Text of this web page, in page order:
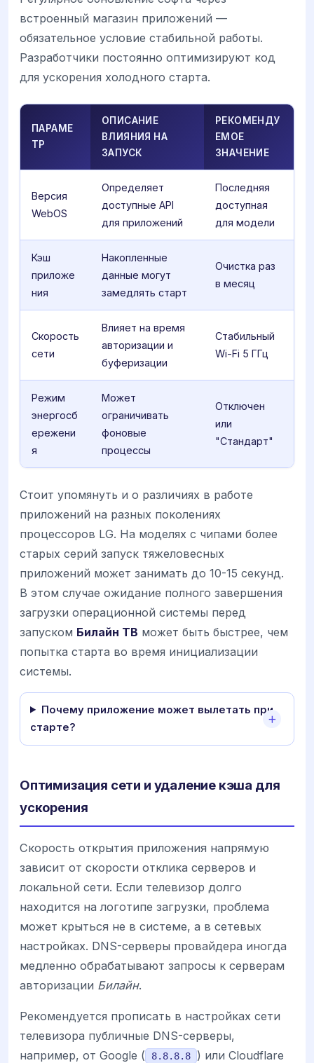
встроенный магазин приложений —
обязательное условие стабильной работы.
Разработчики постоянно оптимизируют код
для ускорения холодного старта.
ПАРАМЕ
ТР
ОПИСАНИЕ
ВЛИЯНИЯ НА
ЗАПУСК
РЕКОМЕНДУ
ЕМОЕ
ЗНАЧЕНИЕ
Версия
WebOS
Определяет
доступные API
для приложений
Последняя
доступная
для модели
Кэш
приложе
ния
Накопленные
данные могут
замедлять старт
Очистка раз
в месяц
Скорость
сети
Влияет на время
авторизации и
буферизации
Стабильный
Wi-Fi 5 ГГц
Режим
энергосб
ережени
я
Может
ограничивать
фоновые
процессы
Отключен
или
"Стандарт"
Стоит упомянуть и о различиях в работе
приложений на разных поколениях
процессоров LG. На моделях с чипами более
старых серий запуск тяжеловесных
приложений может занимать до 10-15 секунд.
В этом случае ожидание полного завершения
загрузки операционной системы перед
запуском Билайн ТВ может быть быстрее, чем
попытка старта во время инициализации
системы.
Почему приложение может вылетать при
старте?
Оптимизация сети и удаление кэша для
ускорения
Скорость открытия приложения напрямую
зависит от скорости отклика серверов и
локальной сети. Если телевизор долго
находится на логотипе загрузки, проблема
может крыться не в системе, а в сетевых
настройках. DNS-серверы провайдера иногда
медленно обрабатывают запросы к серверам
авторизации Билайн.
Рекомендуется прописать в настройках сети
телевизора публичные DNS-серверы,
например, от Google (
8.8.8.8
) или Cloudflare